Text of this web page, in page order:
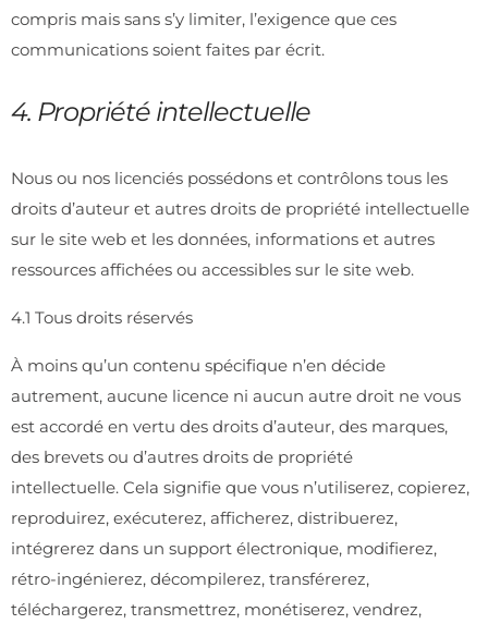
compris mais sans s’y limiter, l’exigence que ces
communications soient faites par écrit.
4. Propriété intellectuelle
Nous ou nos licenciés possédons et contrôlons tous les
droits d’auteur et autres droits de propriété intellectuelle
sur le site web et les données, informations et autres
ressources affichées ou accessibles sur le site web.
4.1 Tous droits réservés
À moins qu’un contenu spécifique n’en décide
autrement, aucune licence ni aucun autre droit ne vous
est accordé en vertu des droits d’auteur, des marques,
des brevets ou d’autres droits de propriété
intellectuelle. Cela signifie que vous n’utiliserez, copierez,
reproduirez, exécuterez, afficherez, distribuerez,
intégrerez dans un support électronique, modifierez,
rétro-ingénierez, décompilerez, transférerez,
téléchargerez, transmettrez, monétiserez, vendrez,